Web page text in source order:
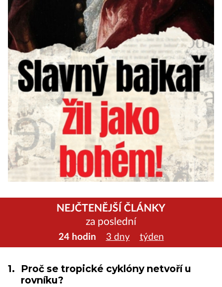
NEJČTENĚJŠÍ ČLÁNKY
za poslední
24 hodin 3 dny týden
1.
Proč se tropické cyklóny netvoří u
rovníku?